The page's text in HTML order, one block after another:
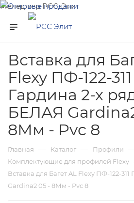
Менеджер РСС-Элит
Напишите нам и мы поможем
для Вас!
Вставка для
Flexy ПФ-122-311
Гардина 2-х
БЕЛАЯ
8Мм - Pvc 8
Главная — Каталог — Профили
Комплектующие для профилей Flexy
Вставка для Багет AL Flexy ПФ-122-
Gardina2 05 - 8Мм - Pvc 8